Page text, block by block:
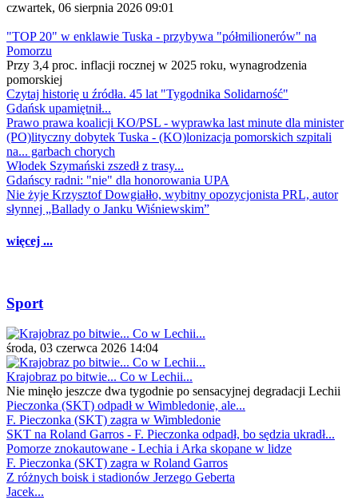
czwartek, 06 sierpnia 2026 09:01
"TOP 20" w enklawie Tuska - przybywa "półmilionerów" na
Pomorzu
Przy 3,4 proc. inflacji rocznej w 2025 roku, wynagrodzenia
pomorskiej
Czytaj historię u źródła. 45 lat "Tygodnika Solidarność"
Gdańsk upamiętnił...
Prawo prawa koalicji KO/PSL - wyprawka last minute dla minister
(PO)lityczny dobytek Tuska - (KO)lonizacja pomorskich szpitali
na... garbach chorych
Włodek Szymański zszedł z trasy...
Gdańscy radni: "nie" dla honorowania UPA
Nie żyje Krzysztof Dowgiałło, wybitny opozycjonista PRL, autor
słynnej „Ballady o Janku Wiśniewskim”
więcej ...
Sport
środa, 03 czerwca 2026 14:04
Krajobraz po bitwie... Co w Lechii...
Nie minęło jeszcze dwa tygodnie po sensacyjnej degradacji Lechii
Pieczonka (SKT) odpadł w Wimbledonie, ale...
F. Pieczonka (SKT) zagra w Wimbledonie
SKT na Roland Garros - F. Pieczonka odpadł, bo sędzia ukradł...
Pomorze znokautowane - Lechia i Arka skopane w lidze
F. Pieczonka (SKT) zagra w Roland Garros
Z różnych boisk i stadionów Jerzego Geberta
Jacek...